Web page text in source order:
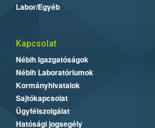
Labor/Egyéb
Kapcsolat
Nébih Igazgatóságok
Nébih Laboratóriumok
Kormányhivatalok
Sajtókapcsolat
Ügyfélszolgálat
Hatósági jogsegély